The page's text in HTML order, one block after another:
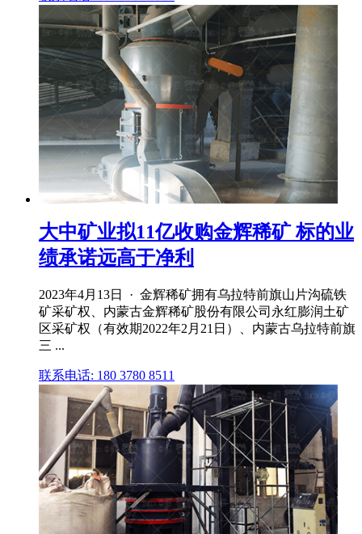
大中矿业拟11亿收购金辉稀矿 标的业
绩承诺远高于净利
2023年4月13日 · 金辉稀矿拥有乌拉特前旗山片沟硫铁
矿采矿权、内蒙古金辉稀矿股份有限公司永红膨润土矿
区采矿权（有效期2022年2月21日）、内蒙古乌拉特前旗
三 ...
联系电话: 180 3780 8511